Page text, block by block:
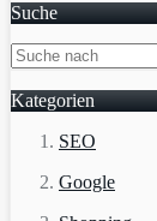
Suche
Kategorien
SEO
Google